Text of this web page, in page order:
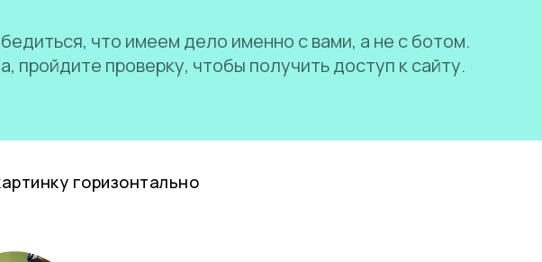
что имеем дело именно с вами, а не с ботом.
пройдите проверку, чтобы получить доступ к сайту.
горизонтально